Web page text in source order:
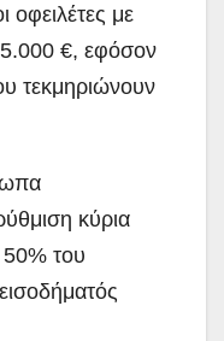
οφειλέτες με
€, εφόσον
τεκμηριώνουν
κύρια
50% του